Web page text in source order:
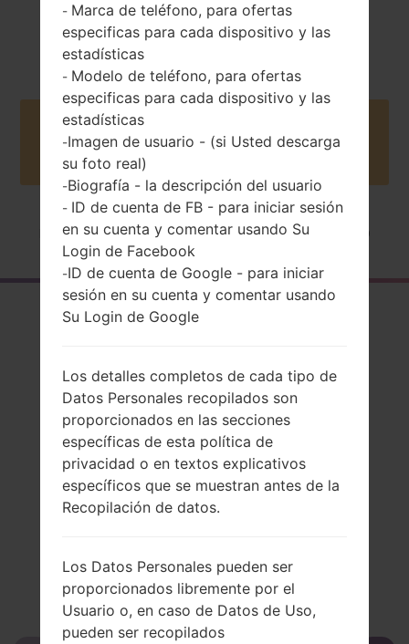
Unknown
2006
Buy accessories on Amazon
Página principal → Serie →LG Others → LGKG920
El resumen
Comparar
- Marca de teléfono, para ofertas
especificas para cada dispositivo y las
estadísticas
- Modelo de teléfono, para ofertas
especificas para cada dispositivo y las
estadísticas
-Imagen de usuario - (si Usted descarga
su foto real)
-Biografía - la descripción del usuario
- ID de cuenta de FB - para iniciar sesión
en su cuenta y comentar usando Su
Login de Facebook
-ID de cuenta de Google - para iniciar
sesión en su cuenta y comentar usando
Su Login de Google
Los detalles completos de cada tipo de
Datos Personales recopilados son
proporcionados en las secciones
específicas de esta política de
privacidad o en textos explicativos
específicos que se muestran antes de la
Recopilación de datos.
Los Datos Personales pueden ser
proporcionados libremente por el
Usuario o, en caso de Datos de Uso,
pueden ser recopilados